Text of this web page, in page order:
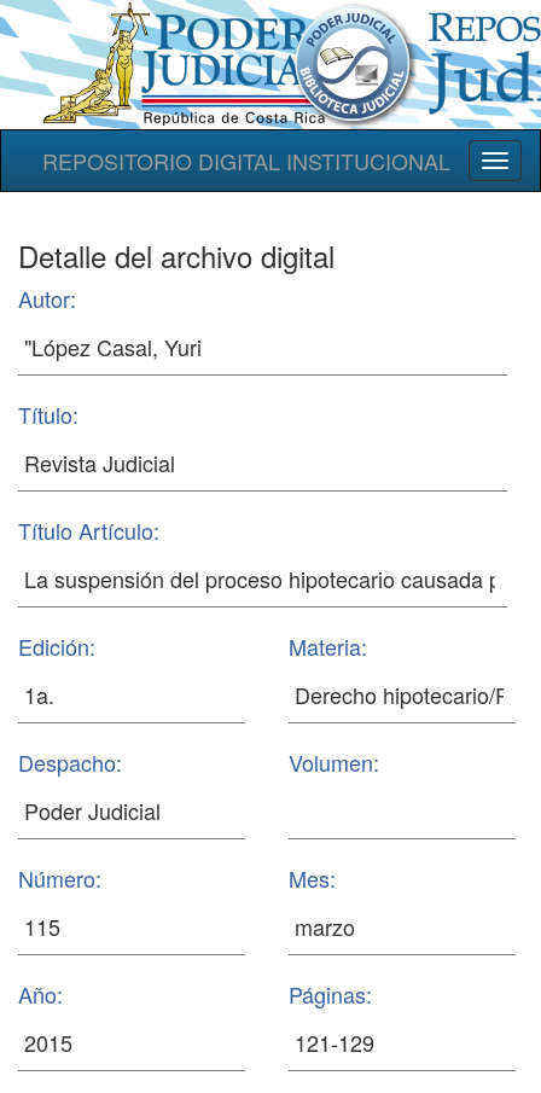
REPOSITORIO DIGITAL INSTITUCIONAL
Detalle del archivo digital
Autor:
Título:
Título Artículo:
Edición: Materia:
Despacho: Volumen:
Número: Mes:
Año: Páginas: